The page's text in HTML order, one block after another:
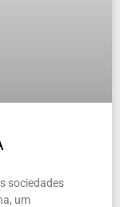
sociedades
um